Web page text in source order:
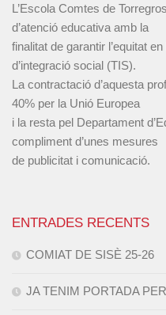
L’Escola Comtes de
d’atenció educativa amb la
finalitat de garantir l’equitat
d’integració social (TIS).
La contractació d’aquesta
40% per la Unió Europea
i la resta pel Departament
compliment d’unes mesures
de publicitat i comunicació.
ENTRADES RECENTS
COMIAT DE SISÈ 25-26
JA TENIM PORTADA